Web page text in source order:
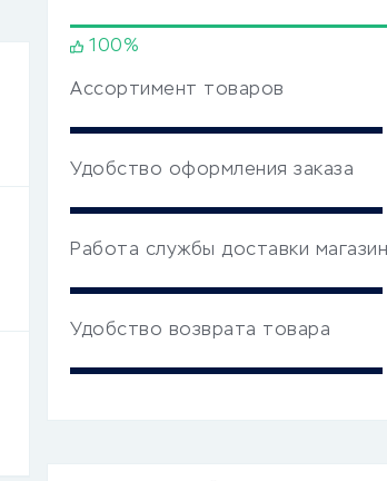
100%
Ассортимент товаров
Удобство оформления заказа
Работа службы доставки
Удобство возврата товара